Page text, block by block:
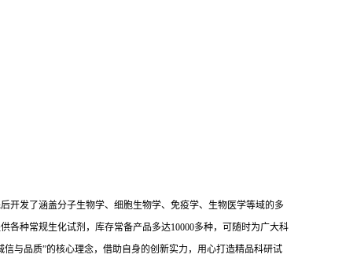
开发了涵盖分子生物学、细胞生物学、免疫学、生物医学等域的多
各种常规生化试剂，库存常备产品多达10000多种，可随时为广大科
与品质”的核心理念，借助自身的创新实力，用心打造精品科研试